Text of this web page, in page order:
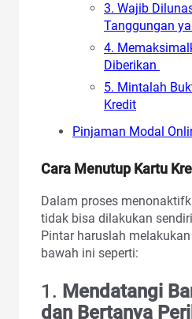
3. Wajib
Tanggungan
4.
Diberikan
5. Mintalah
Kredit
Pinjaman Modal
Cara Menutup Kartu
Dalam proses
tidak bisa dilakukan
Pintar haruslah
bawah ini seperti:
1. Mendatangi
dan Bertanya